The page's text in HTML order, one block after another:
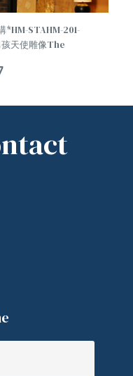
*HM-STAHM-201-
天使雕像The